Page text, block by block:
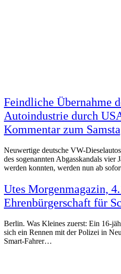
Feindliche Übernahme
Autoindustrie durch
Kommentar zum
Neuwertige deutsche VW-
des sogenannten Abgasskandals vier
werden konnten, werden nun ab
Utes Morgenmagazin,
Ehrenbürgerschaft für
Berlin. Was Kleines zuerst: Ein 16-
sich ein Rennen mit der Polizei in
Smart-Fahrer…